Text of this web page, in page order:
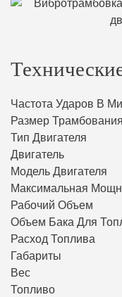
Частота Ударов В
Размер Трамбования
Тип Двигателя
Двигатель
Модель Двигателя
Максимальная
Рабочий Объем
Объем Бака Для
Расход Топлива
Габариты
Вес
Топливо